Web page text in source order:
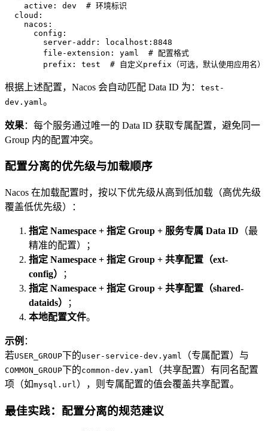
active:
dev
# 环境标识
cloud:
nacos:
config:
server-addr:
localhost:8848
file-extension:
yaml
# 配置格式
prefix:
test # 自定义prefix（可选，默认使用应用名）
根据上述配置，Nacos 会自动匹配 Data ID 为： test-
dev.yaml 。
效果：每个服务通过唯一的 Data ID 获取专属配置，避免同一
Group 内的配置冲突。
配置分离的优先级与加载顺序
Nacos 在加载配置时，按以下优先级从高到低加载（高优先级
覆盖低优先级）：
指定 Namespace + 指定 Group + 服务专属 Data ID （最
精准的配置）；
指定 Namespace + 指定 Group + 共享配置（ext-
config）
；
指定 Namespace + 指定 Group + 共享配置（shared-
dataids）
；
本地配置文件。
示例 ：
若USER_GROUP下的user-service-dev.yaml （专属配置）与
COMMON_GROUP下的common-dev.yaml
（共享配置）有同名配置
项（如mysql.url），则专属配置的值会覆盖共享配置。
最佳实践：配置分离的规范建议